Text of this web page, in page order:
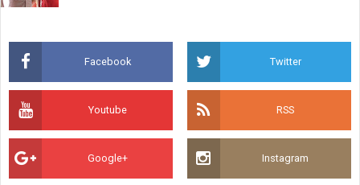
Facebook Twitter
Youtube RSS
Google+ Instagram